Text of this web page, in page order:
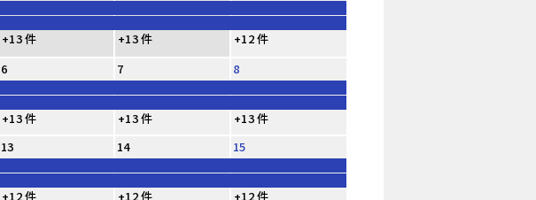
+13 件 +13 件
+12 件
6 7 8
+13 件 +13 件
+13 件
13 14 15
+12 件 +12 件
+12 件